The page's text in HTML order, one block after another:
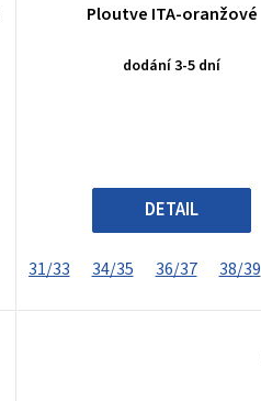
Ploutve ITA-oranžové
dodání 3-5 dní
DETAIL
31/33 34/35 36/37 38/39